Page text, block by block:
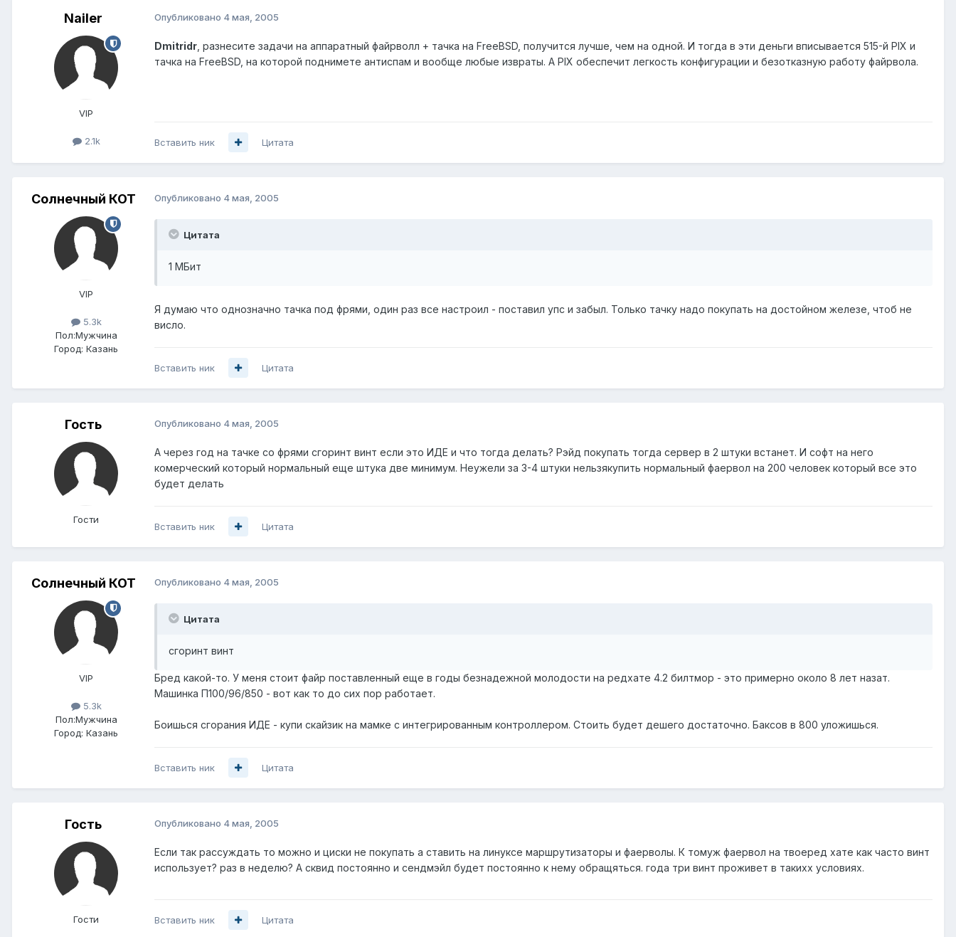
Nailer
VIP
2.1k
Опубликовано 4 мая, 2005
Dmitridr , разнесите задачи на аппаратный файрволл + тачка на FreeBSD, получится лучше, чем на одной. И тогда в эти деньги вписывается 515-й PIX и
тачка на FreeBSD, на которой поднимете антиспам и вообще любые извраты. А PIX обеспечит легкость конфигурации и безотказную работу файрвола.
Вставить ник Цитата
Солнечный КОТ
VIP
5.3k
Пол:Мужчина
Город: Казань
Опубликовано 4 мая, 2005
Цитата
1 МБит
Я думаю что однозначно тачка под фрями, один раз все настроил - поставил упс и забыл. Только тачку надо покупать на достойном железе, чтоб не
висло.
Вставить ник Цитата
Гость
Гости
Опубликовано 4 мая, 2005
А через год на тачке со фрями сгоринт винт если это ИДЕ и что тогда делать? Рэйд покупать тогда сервер в 2 штуки встанет. И софт на него
комерческий который нормальный еще штука две минимум. Неужели за 3-4 штуки нельзякупить нормальный фаервол на 200 человек который все это
будет делать
Вставить ник Цитата
Солнечный КОТ
VIP
5.3k
Пол:Мужчина
Город: Казань
Опубликовано 4 мая, 2005
Цитата
сгоринт винт
Бред какой-то. У меня стоит файр поставленный еще в годы безнадежной молодости на редхате 4.2 билтмор - это примерно около 8 лет назат.
Машинка П100/96/850 - вот как то до сих пор работает.
Боишься сгорания ИДЕ - купи скайзик на мамке с интегрированным контроллером. Стоить будет дешего достаточно. Баксов в 800 уложишься.
Вставить ник Цитата
Гость
Гости
Опубликовано 4 мая, 2005
Если так рассуждать то можно и циски не покупать а ставить на линуксе маршрутизаторы и фаерволы. К томуж фаервол на твоеред хате как часто винт
использует? раз в неделю? А сквид постоянно и сендмэйл будет постоянно к нему обращяться. года три винт проживет в такихх условиях.
Вставить ник Цитата